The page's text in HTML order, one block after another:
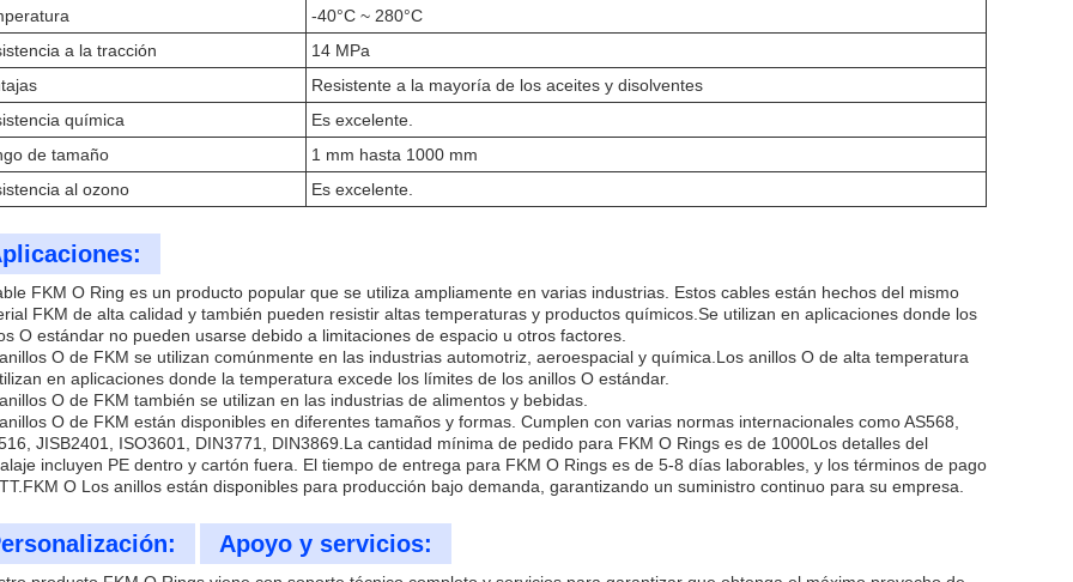
-40°C ~ 280°C
a la tracción
14 MPa
Resistente a la mayoría de los aceites y disolventes
química
Es excelente.
de tamaño
1 mm hasta 1000 mm
al ozono
Es excelente.
FKM O Ring es un producto popular que se utiliza ampliamente en varias industrias. Estos cables están hechos del mismo
FKM de alta calidad y también pueden resistir altas temperaturas y productos químicos.Se utilizan en aplicaciones donde los
O estándar no pueden usarse debido a limitaciones de espacio u otros factores.
O de FKM se utilizan comúnmente en las industrias automotriz, aeroespacial y química.Los anillos O de alta temperatura
en aplicaciones donde la temperatura excede los límites de los anillos O estándar.
O de FKM también se utilizan en las industrias de alimentos y bebidas.
O de FKM están disponibles en diferentes tamaños y formas. Cumplen con varias normas internacionales como AS568,
JISB2401, ISO3601, DIN3771, DIN3869.La cantidad mínima de pedido para FKM O Rings es de 1000Los detalles del
incluyen PE dentro y cartón fuera. El tiempo de entrega para FKM O Rings es de 5-8 días laborables, y los términos de pago
O Los anillos están disponibles para producción bajo demanda, garantizando un suministro continuo para su empresa.
Apoyo y servicios: